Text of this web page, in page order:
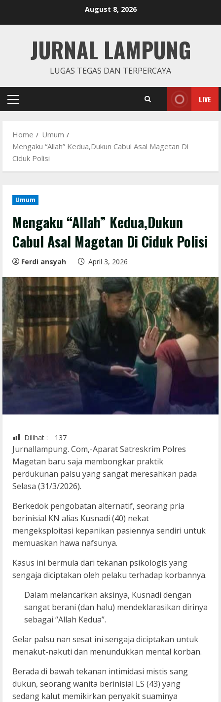
August 8, 2026
JURNAL LAMPUNG
LUGAS TEGAS DAN TERPERCAYA
Primary
LIVE
Home
Umum
Mengaku “Allah” Kedua,Dukun Cabul Asal Magetan Di
Ciduk Polisi
Umum
Mengaku “Allah” Kedua,Dukun
Cabul Asal Magetan Di Ciduk Polisi
Ferdi ansyah April 3, 2026
Dilihat : 137
Jurnallampung. Com,-Aparat Satreskrim Polres
Magetan baru saja membongkar praktik
perdukunan palsu yang sangat meresahkan pada
Selasa (31/3/2026).
Berkedok pengobatan alternatif, seorang pria
berinisial KN alias Kusnadi (40) nekat
mengeksploitasi kepanikan pasiennya sendiri untuk
memuaskan hawa nafsunya.
Kasus ini bermula dari tekanan psikologis yang
sengaja diciptakan oleh pelaku terhadap korbannya.
Dalam melancarkan aksinya, Kusnadi dengan
sangat berani (dan halu) mendeklarasikan dirinya
sebagai “Allah Kedua”.
Gelar palsu nan sesat ini sengaja diciptakan untuk
menakut-nakuti dan menundukkan mental korban.
Berada di bawah tekanan intimidasi mistis sang
dukun, seorang wanita berinisial LS (43) yang
sedang kalut memikirkan penyakit suaminya